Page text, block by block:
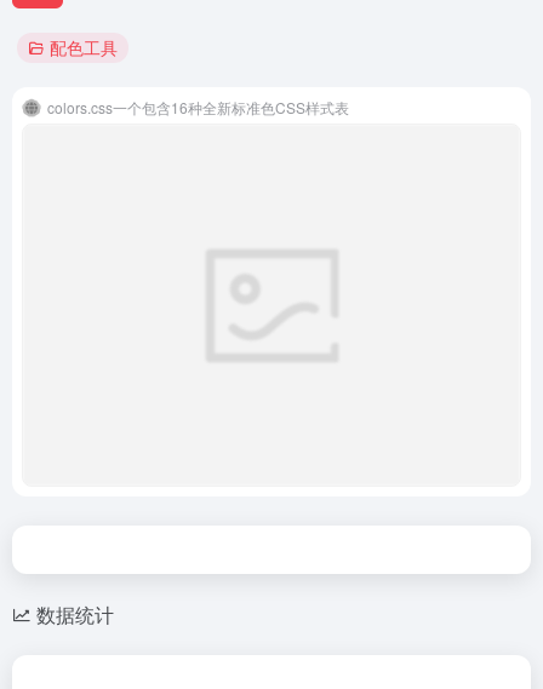
配色工具
colors.css一个包含16种全新标准色CSS样式表
数据统计